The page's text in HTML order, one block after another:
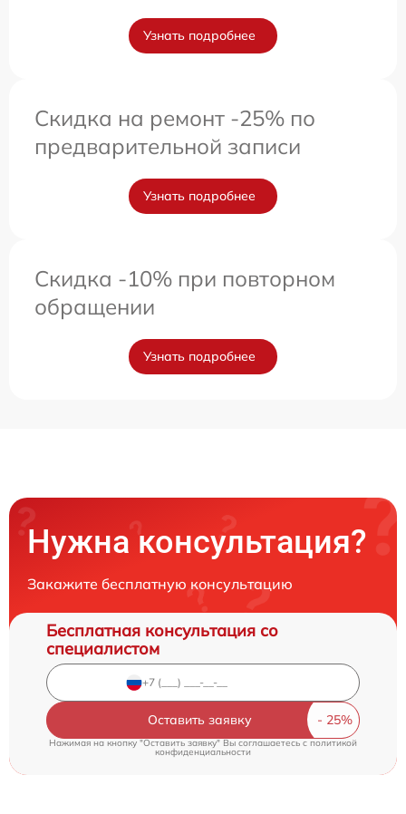
Узнать подробнее
Скидка на ремонт -25% по
предварительной записи
Узнать подробнее
Скидка -10% при повторном
обращении
Узнать подробнее
Нужна консультация?
Закажите бесплатную консультацию
Бесплатная консультация со
специалистом
Оставить заявку
Нажимая на кнопку "Оставить заявку" Вы соглашаетесь cполитикой
конфиденциальности